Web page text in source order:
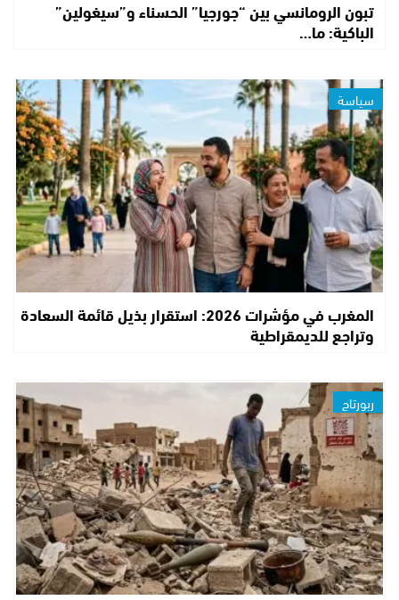
تبون الرومانسي بين “جورجيا” الحسناء و”سيغولين”
الباكية: ما…
سياسة
المغرب في مؤشرات 2026: استقرار بذيل قائمة السعادة
وتراجع للديمقراطية
ربورتاج